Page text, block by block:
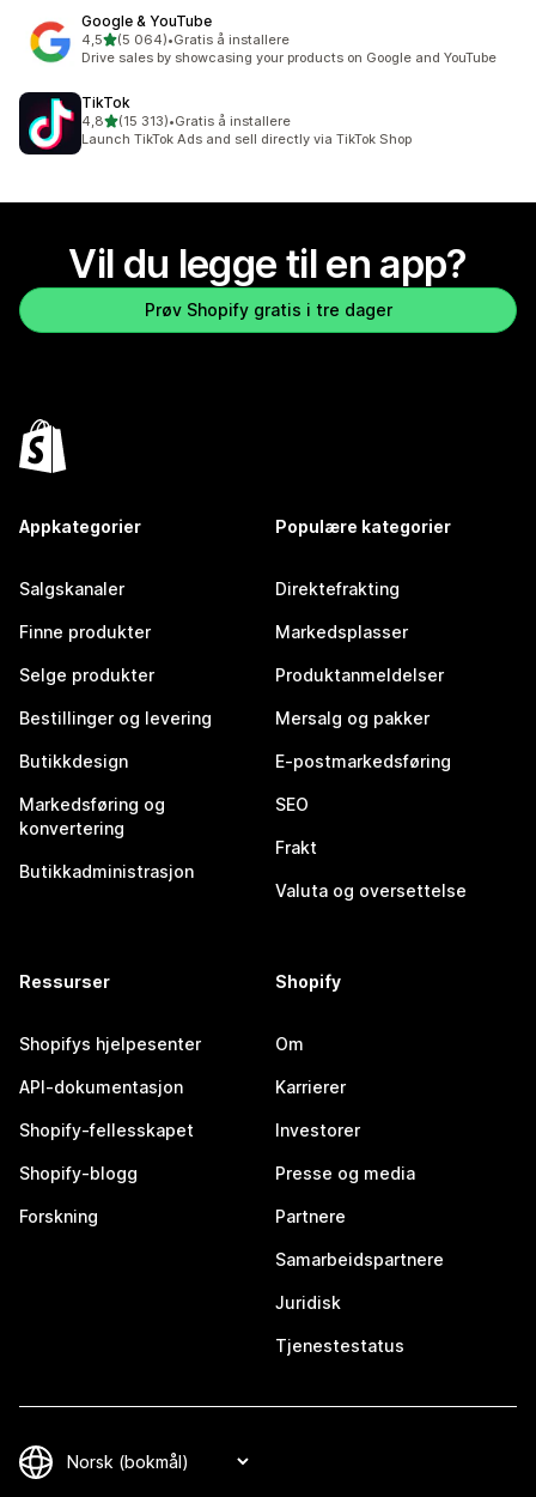
Google & YouTube
4,5av 5 stjerner
(5 064)
Totalt 5064 omtaler
•Gratis å installere
Drive sales by showcasing your products on Google and YouTube
TikTok
4,8av 5 stjerner
(15 313)
Totalt 15313 omtaler
•Gratis å installere
Launch TikTok Ads and sell directly via TikTok Shop
Vil du legge til en app?
Prøv Shopify gratis i tre dager
Appkategorier
Salgskanaler
Finne produkter
Selge produkter
Bestillinger og levering
Butikkdesign
Markedsføring og
konvertering
Butikkadministrasjon
Populære kategorier
Direktefrakting
Markedsplasser
Produktanmeldelser
Mersalg og pakker
E-postmarkedsføring
SEO
Frakt
Valuta og oversettelse
Ressurser
Shopifys hjelpesenter
API-dokumentasjon
Shopify-fellesskapet
Shopify-blogg
Forskning
Shopify
Om
Karrierer
Investorer
Presse og media
Partnere
Samarbeidspartnere
Juridisk
Tjenestestatus